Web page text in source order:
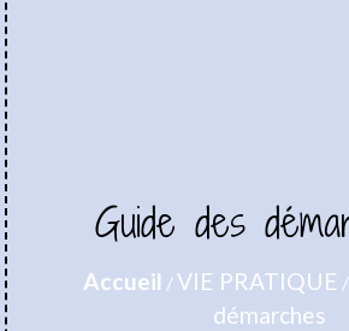
Guide des
Accueil /VIE PRATIQUE /
démarches